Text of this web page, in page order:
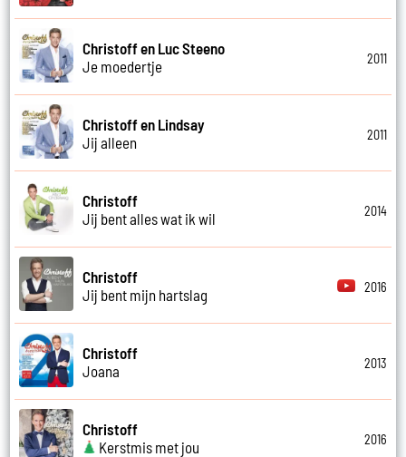
Christoff en Luc Steeno
Je moedertje
2011
Christoff en Lindsay
Jij alleen
2011
Christoff
Jij bent alles wat ik wil
2014
Christoff
Jij bent mijn hartslag
2016
Christoff
Joana
2013
Christoff
Kerstmis met jou
2016